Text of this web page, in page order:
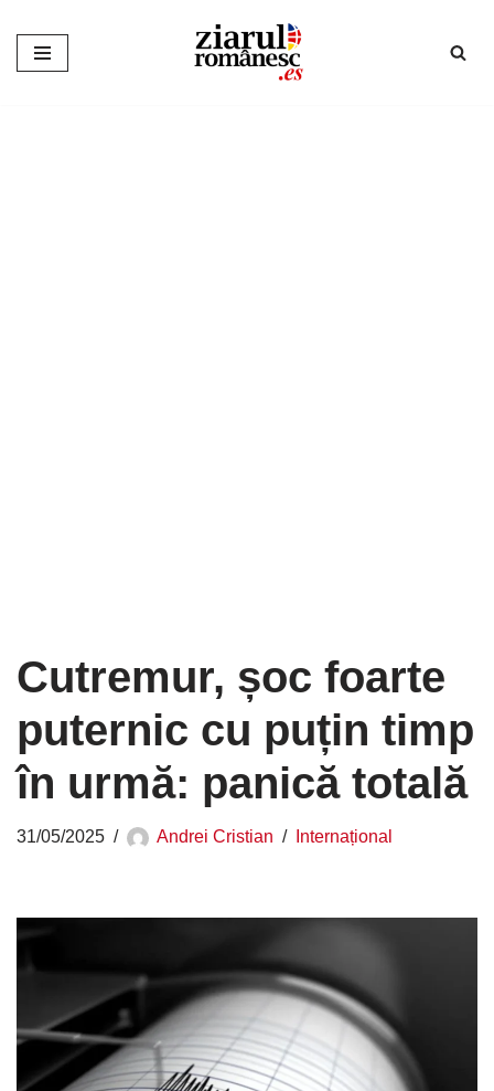
Sari
Cutremur, șoc foarte
puternic cu puțin timp
în urmă: panică totală
31/05/2025 Andrei Cristian Internațional